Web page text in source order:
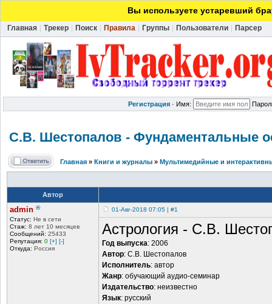
Вы используете устаревший
Главная Трекер Поиск Правила Группы Пользователи Парсер
Регистрация · Имя:
С.В. Шестопалов - Фундаментальные
Главная » Книги и журналы » Мультимедийные и
Автор
admin ®
Статус: Не в сети
Стаж: 8 лет 10 месяцев
Сообщений: 25433
Репутация: 0 [+] [-]
Откуда: Россия
01-Авг-2018 07:05 | #1
Астрология - С.В.
Год выпуска: 2006
Автор: С.В. Шестопалов
Исполнитель: автор
Жанр: обучающий аудио-семинар
Издательство: неизвестно
Язык: русский